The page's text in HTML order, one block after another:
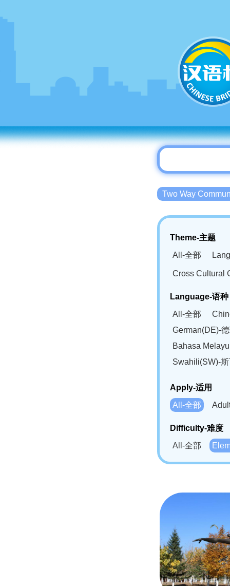
Two Way
Theme-主题
All-全部
Cross Cultural
Language-语种
All-全部
German(DE)-
Bahasa
Swahili(SW)-
Apply-适用
All-全部
Difficulty-难度
All-全部